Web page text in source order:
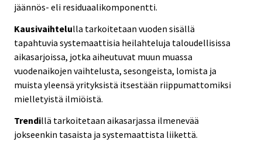
jäännös- eli residuaalikomponentti.
Kausivaihtelulla tarkoitetaan vuoden sisällä
tapahtuvia systemaattisia heilahteluja taloudellisissa
aikasarjoissa, jotka aiheutuvat muun muassa
vuodenaikojen vaihtelusta, sesongeista, lomista ja
muista yleensä yrityksistä itsestään riippumattomiksi
mielletyistä ilmiöistä.
Trendillä tarkoitetaan aikasarjassa ilmenevää
jokseenkin tasaista ja systemaattista liikettä.